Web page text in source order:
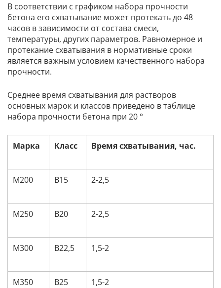
В соответствии с графиком набора прочности
бетона его схватывание может протекать до 48
часов в зависимости от состава смеси,
температуры, других параметров. Равномерное и
протекание схватывания в нормативные сроки
является важным условием качественного набора
прочности.
Среднее время схватывания для растворов
основных марок и классов приведено в таблице
набора прочности бетона при 20 °
Марка Класс Время схватывания, час.
М200 В15 2-2,5
М250 В20 2-2,5
М300 В22,5 1,5-2
М350 В25 1,5-2